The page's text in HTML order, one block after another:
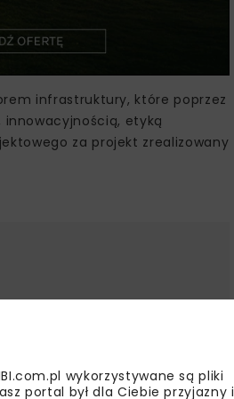
infrastruktury, które poprzez
etyką
za projekt zrealizowany
wykorzystywane są pliki
portal był dla Ciebie przyjazny i